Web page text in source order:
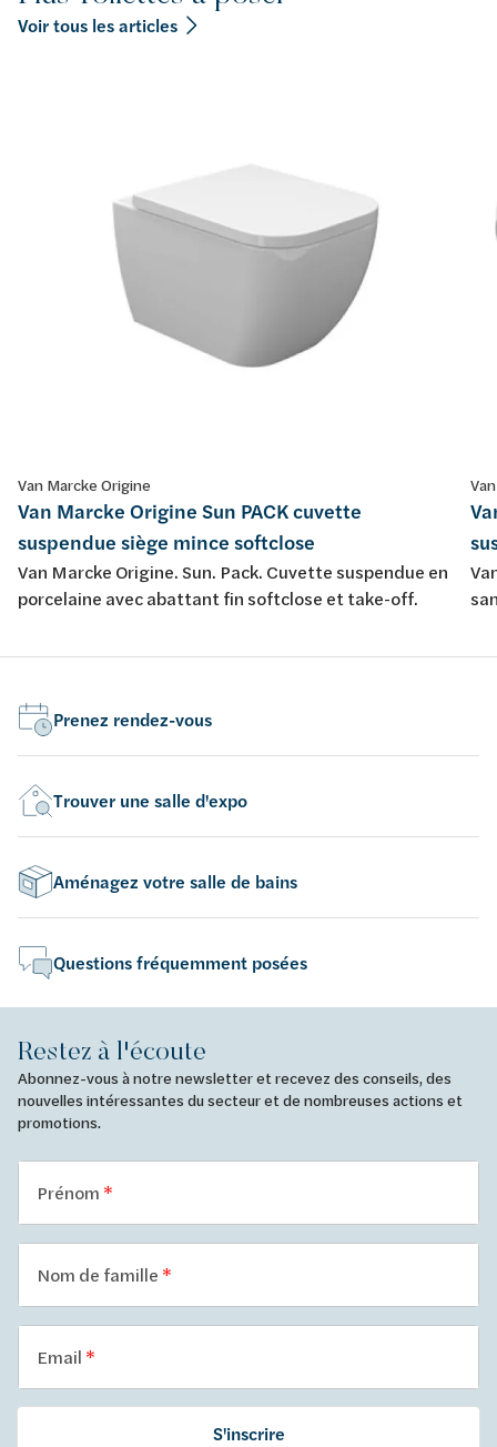
Voir tous les articles
Van Marcke Origine
Van Marcke Origine Sun PACK cuvette
suspendue siège mince softclose
Van Marcke Origine. Sun. Pack. Cuvette suspendue en
porcelaine avec abattant fin softclose et take-off.
Prenez rendez-vous
Trouver une salle d'expo
Aménagez votre salle de bains
Questions fréquemment posées
Restez à l'écoute
Abonnez-vous à notre newsletter et recevez des conseils, des
nouvelles intéressantes du secteur et de nombreuses actions et
promotions.
Prénom
Nom de famille
Email
S'inscrire